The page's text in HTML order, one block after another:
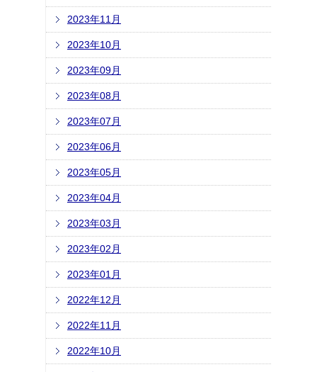
2023年11月
2023年10月
2023年09月
2023年08月
2023年07月
2023年06月
2023年05月
2023年04月
2023年03月
2023年02月
2023年01月
2022年12月
2022年11月
2022年10月